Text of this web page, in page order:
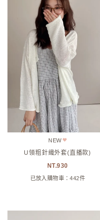
NEW
U領粗針織外套(直播款)
930
已放入購物車：442件